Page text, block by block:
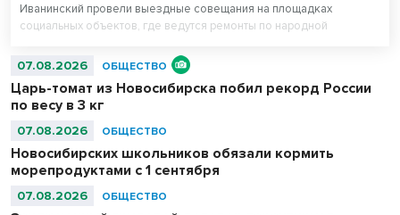
Иванинский провели выездные совещания на площадках
социальных объектов, где ведутся ремонты по народной
07.08.2026 ОБЩЕСТВО
Царь-томат из Новосибирска побил рекорд России
по весу в 3 кг
07.08.2026 ОБЩЕСТВО
Новосибирских школьников обязали кормить
морепродуктами с 1 сентября
07.08.2026 ОБЩЕСТВО